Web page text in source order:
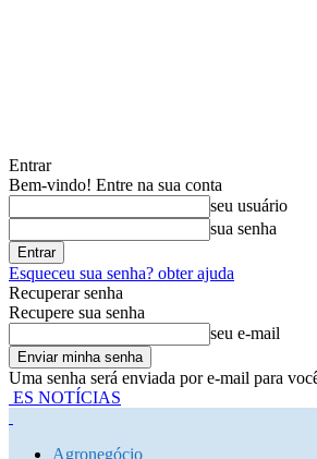
Entrar
Bem-vindo! Entre na sua conta
seu usuário
sua senha
Esqueceu sua senha? obter ajuda
Recuperar senha
Recupere sua senha
seu e-mail
Uma senha será enviada por e-mail para
ES NOTÍCIAS
Agronegócio